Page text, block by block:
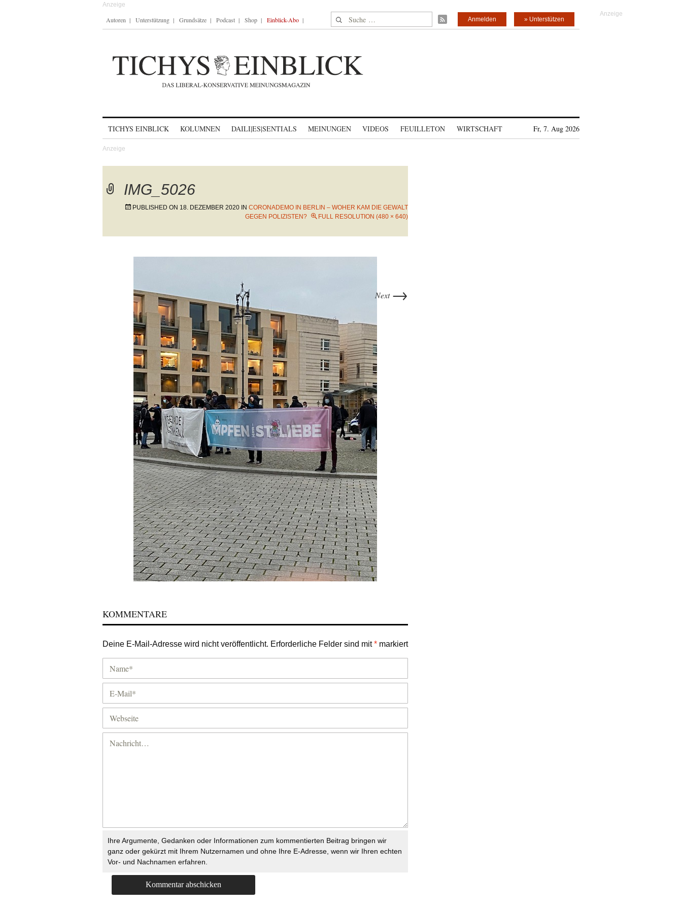
Autoren Unterstützung Grundsätze Podcast Shop Einblick-Abo Suche nach: » Unterstützen
Anmelden
TICHYS EINBLICK KOLUMNEN DAILI|ES|SENTIALS MEINUNGEN VIDEOS FEUILLETON WIRTSCHAFT Fr, 7. Aug 2026
IMG_5026
PUBLISHED ON 18. DEZEMBER 2020 IN CORONADEMO IN BERLIN – WOHER KAM DIE GEWALT
GEGEN POLIZISTEN?
FULL RESOLUTION (480 × 640)
Next →
KOMMENTARE
Deine E-Mail-Adresse wird nicht veröffentlicht. Erforderliche Felder sind mit* markiert
Ihre Argumente, Gedanken oder Informationen zum kommentierten Beitrag bringen wir
ganz oder gekürzt mit Ihrem Nutzernamen und ohne Ihre E-Adresse, wenn wir Ihren echten
Vor- und Nachnamen erfahren.